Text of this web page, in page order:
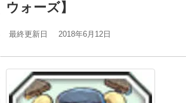
ウォーズ】
最終更新日 2018年6月12日